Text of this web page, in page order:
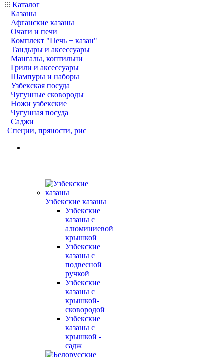
Каталог
Казаны
Афганские казаны
Очаги и печи
Комплект "Печь + казан"
Тандыры и аксессуары
Мангалы, коптильни
Грили и аксессуары
Шампуры и наборы
Узбекская посуда
Чугунные сковороды
Ножи узбекские
Чугунная посуда
Саджи
Специи, пряности, рис
Узбекские казаны
Узбекские
казаны с
алюминиевой
крышкой
Узбекские
казаны с
подвесной
ручкой
Узбекские
казаны с
крышкой-
сковородой
Узбекские
казаны с
крышкой -
садж